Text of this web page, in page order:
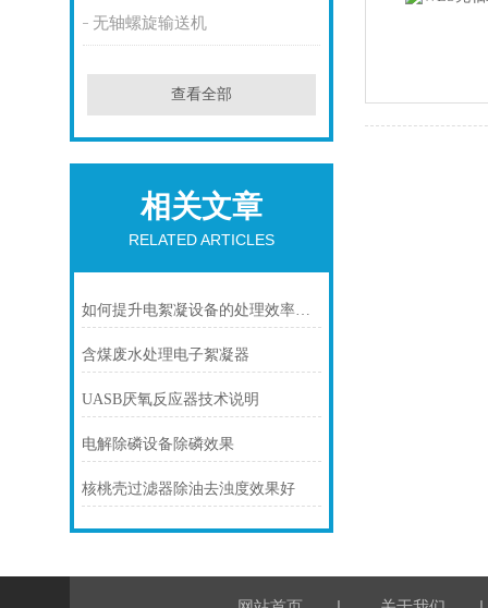
无轴螺旋输送机
查看全部
相关文章
RELATED ARTICLES
如何提升电絮凝设备的处理效率与稳定性？
含煤废水处理电子絮凝器
UASB厌氧反应器技术说明
电解除磷设备除磷效果
核桃壳过滤器除油去浊度效果好